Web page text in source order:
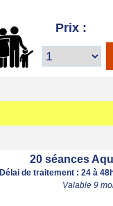
Prix :
20 séances
Délai de traitement : 24 à
Valable 9